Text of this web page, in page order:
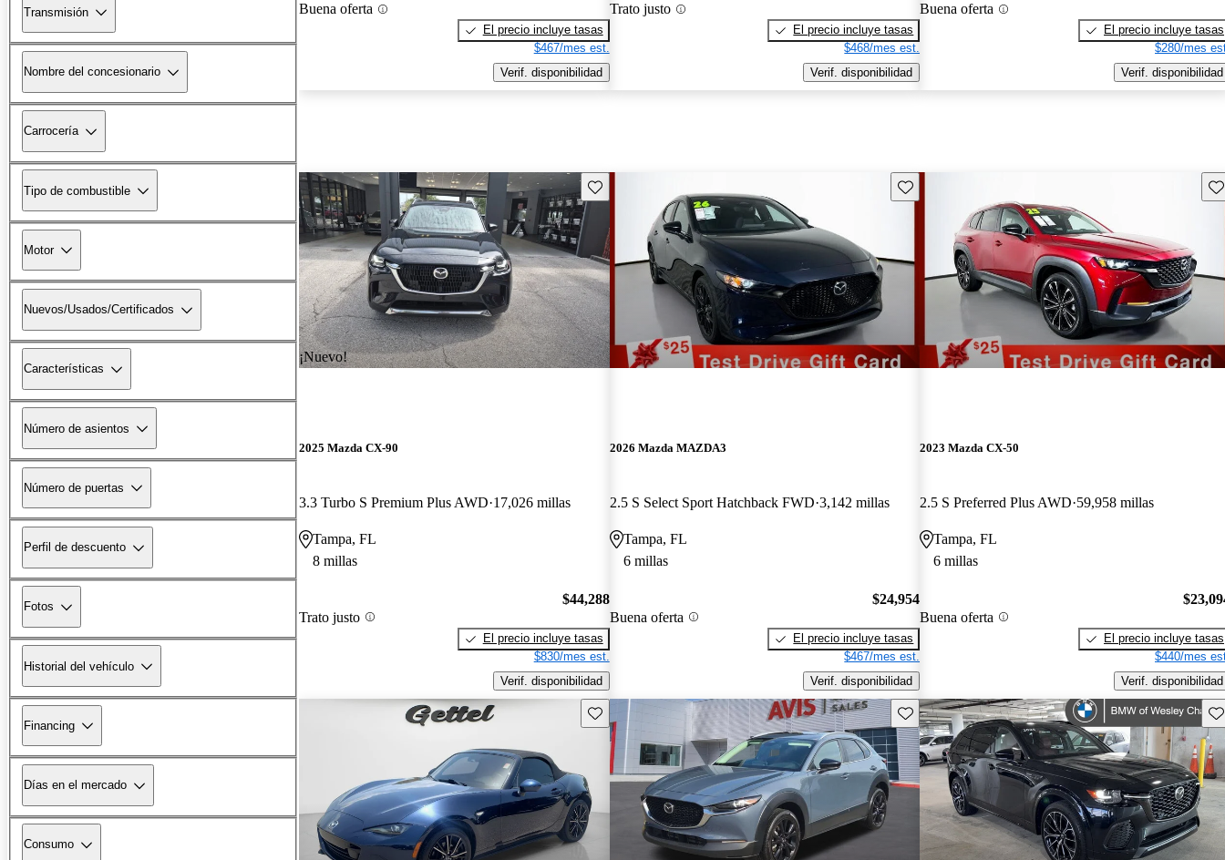
Transmisión
Nombre del concesionario
Carrocería
Tipo de combustible
Motor
Nuevos/Usados/Certificados
Características
Número de asientos
Número de puertas
Perfil de descuento
Fotos
Historial del vehículo
Financing
Días en el mercado
Consumo
Buena oferta
El precio incluye tasas
$467/mes est.
Verif. disponibilidad
Trato justo
El precio incluye tasas
$468/mes est.
Verif. disponibilidad
Buena oferta
El precio incluye tasas
$280/mes
Verif. disponibilidad
¡Nuevo!
Guarda este Aviso
2025 Mazda CX-90
3.3 Turbo S Premium Plus AWD 17,026 millas
Tampa, FL
8 millas
Trato justo
$44,288
El precio incluye tasas
$830/mes est.
Verif. disponibilidad
Guarda este Aviso
2026 Mazda MAZDA3
2.5 S Select Sport Hatchback FWD 3,142 millas
Tampa, FL
6 millas
Buena oferta
$24,954
El precio incluye tasas
$467/mes est.
Verif. disponibilidad
2023 Mazda CX-50
2.5 S Preferred Plus AWD 59,958 millas
Tampa, FL
6 millas
Buena oferta
El precio incluye tasas
$440/mes
Verif. disponibilidad
Guarda este Aviso Guarda este Aviso